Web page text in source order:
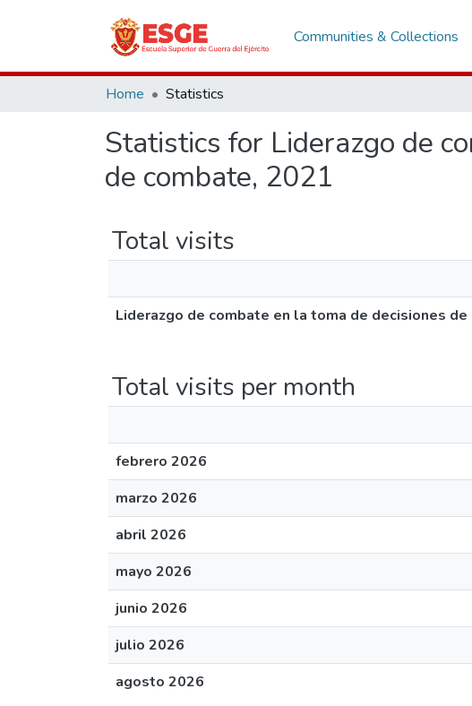
Communities & Collections
Home Statistics
Statistics for Liderazgo de
de combate, 2021
Total visits
Liderazgo de combate en la toma de decisiones
Total visits per month
febrero 2026
marzo 2026
abril 2026
mayo 2026
junio 2026
julio 2026
agosto 2026